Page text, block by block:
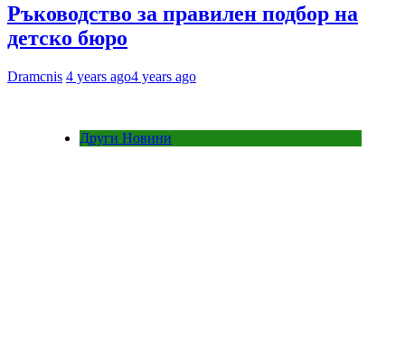
Ръководство за правилен подбор на
детско бюро
Dramcnis 4 years ago4 years ago
Други Новини